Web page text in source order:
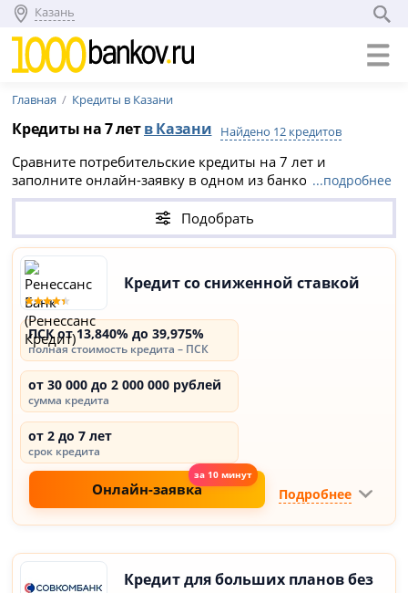
Казань
Главная Кредиты в Казани
Кредиты на 7 летв Казани Найдено 12 кредитов
Сравните потребительские кредиты на 7 лет и
заполните онлайн-заявку в одном из банков Казани.
Взять кредит наличными в Казани на 7 лет можно с
процентной ставкой от 13.84% (ПСК от 13,840% до
39,975%).
...подробнее
Подобрать
Кредит со сниженной ставкой
ПСК от 13,840% до 39,975%
полная стоимость кредита – ПСК
от 30 000 до 2 000 000 рублей
сумма кредита
от 2 до 7 лет
срок кредита
Онлайн-заявка Подробнее
Кредит для больших планов без